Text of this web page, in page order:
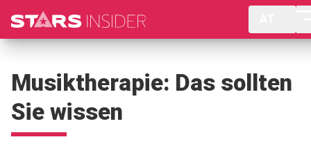
Musiktherapie: Das sollten
Sie wissen